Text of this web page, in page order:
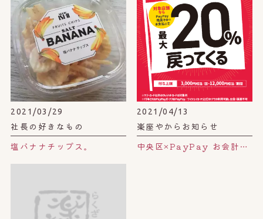
2021/03/29
社長の好きなもの
塩バナナチップス。
2021/04/13
楽座やからお知らせ
中央区×PayPay お会計額の20%還元。